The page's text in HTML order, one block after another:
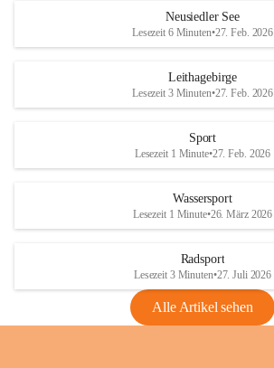
S
und den daraus folgenden wirtschaftlichen
Maßnahmen zur Bekämpfung
Rebe und der Amerikanischen
Anhang VBl. EU Nr. 18
1 Seite•1,4 MB
VBl. EU Nr. 18_2026
r
S
Neusiedler See
Lesezeit 6 Minuten•27. Feb. 2026
Leithagebirge
Lesezeit 3 Minuten•27. Feb. 2026
Sport
Lesezeit 1 Minute•27. Feb. 2026
Wassersport
Lesezeit 1 Minute•26. März 2026
Radsport
Lesezeit 3 Minuten•27. Juli 2026
Alle Artikel sehen